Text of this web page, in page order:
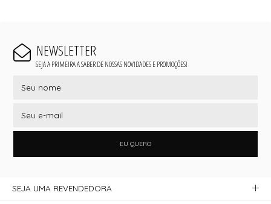
NEWSLETTER
SEJA A PRIMEIRA A SABER DE NOSSAS NOVIDADES E PROMOÇÕES!
EU QUERO
SEJA UMA REVENDEDORA